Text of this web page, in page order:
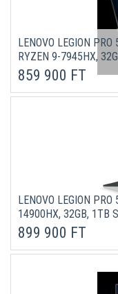
LENOVO LEGION
RYZEN 9-7945HX,
4070 8GB, DOS -
859 900 FT
LENOVO LEGION
14900HX, 32GB, 1TB
DOS - FEKETE
899 900 FT